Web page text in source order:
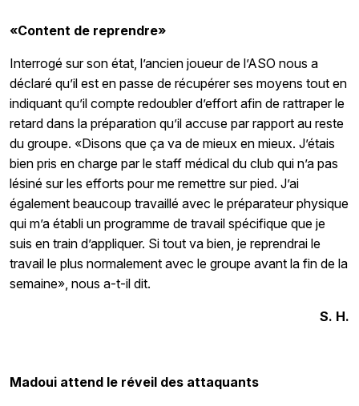
«Content de reprendre»
Interrogé sur son état, l’ancien joueur de l’ASO nous a
déclaré qu’il est en passe de récupérer ses moyens tout en
indiquant qu’il compte redoubler d’effort afin de rattraper le
retard dans la préparation qu’il accuse par rapport au reste
du groupe. «Disons que ça va de mieux en mieux. J’étais
bien pris en charge par le staff médical du club qui n’a pas
lésiné sur les efforts pour me remettre sur pied. J’ai
également beaucoup travaillé avec le préparateur physique
qui m’a établi un programme de travail spécifique que je
suis en train d’appliquer. Si tout va bien, je reprendrai le
travail le plus normalement avec le groupe avant la fin de la
semaine», nous a-t-il dit.
S. H.
Madoui attend le réveil des attaquants